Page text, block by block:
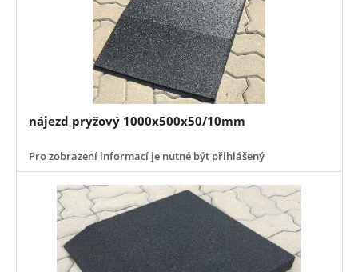
nájezd pryžový 1000x500x50/10mm
Pro zobrazení informací je nutné být přihlášený